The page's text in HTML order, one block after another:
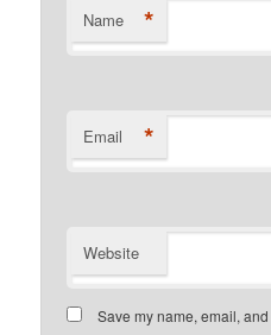
Name *
Email *
Website
Save my name, email,